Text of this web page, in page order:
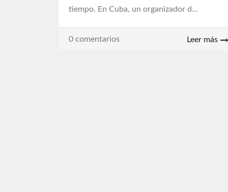
tiempo. En Cuba, un organizador d...
0 comentarios Leer más